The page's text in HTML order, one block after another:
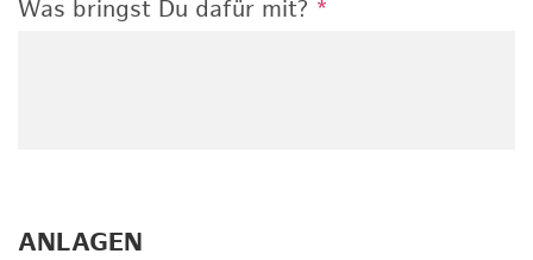
Was bringst Du dafür mit? *
ANLAGEN